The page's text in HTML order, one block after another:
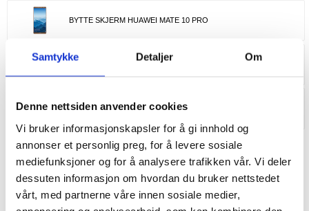
Samtykke Detaljer Om
Denne nettsiden anvender cookies
Vi bruker informasjonskapsler for å gi innhold og
annonser et personlig preg, for å levere sosiale
mediefunksjoner og for å analysere trafikken vår. Vi deler
dessuten informasjon om hvordan du bruker nettstedet
vårt, med partnerne våre innen sosiale medier,
BYTTE SKJERM HUAWEI MATE 10 PRO
BYTTE SKJERM HUAWEI NOVA 5T
HUAWEI MATE 70 RS ULTIMATE SKJERM, REPARASJONER &
RESERVEDELER
Huawei Skjermbytte & Reparasjon - La oss
fikse din enhet